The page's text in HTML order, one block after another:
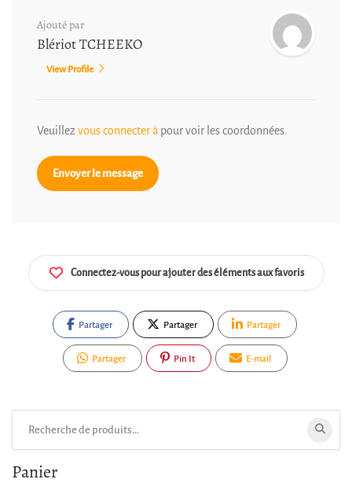
Ajouté par
Blériot TCHEEKO
View Profile
Veuillez vous connecter à pour voir les coordonnées.
Envoyer le message
Connectez-vous pour ajouter des éléments aux favoris
Partager Partager Partager
Partager Pin It E-mail
Panier